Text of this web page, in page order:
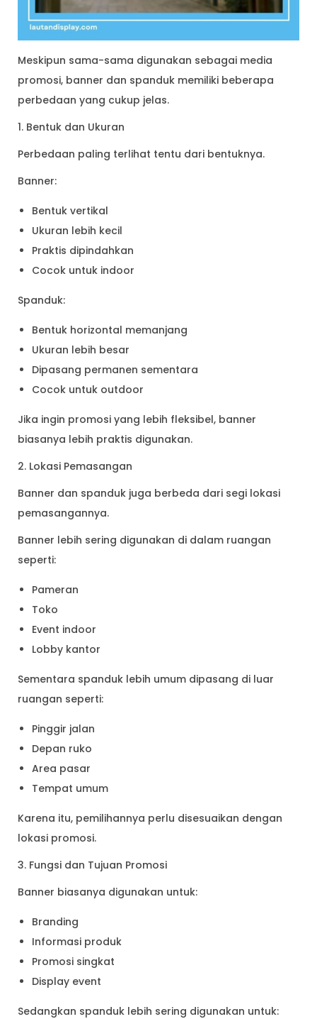
Meskipun sama-sama digunakan sebagai media
promosi, banner dan spanduk memiliki beberapa
perbedaan yang cukup jelas.
1. Bentuk dan Ukuran
Perbedaan paling terlihat tentu dari bentuknya.
Banner:
Bentuk vertikal
Ukuran lebih kecil
Praktis dipindahkan
Cocok untuk indoor
Spanduk:
Bentuk horizontal memanjang
Ukuran lebih besar
Dipasang permanen sementara
Cocok untuk outdoor
Jika ingin promosi yang lebih fleksibel, banner
biasanya lebih praktis digunakan.
2. Lokasi Pemasangan
Banner dan spanduk juga berbeda dari segi lokasi
pemasangannya.
Banner lebih sering digunakan di dalam ruangan
seperti:
Pameran
Toko
Event indoor
Lobby kantor
Sementara spanduk lebih umum dipasang di luar
ruangan seperti:
Pinggir jalan
Depan ruko
Area pasar
Tempat umum
Karena itu, pemilihannya perlu disesuaikan dengan
lokasi promosi.
3. Fungsi dan Tujuan Promosi
Banner biasanya digunakan untuk:
Branding
Informasi produk
Promosi singkat
Display event
Sedangkan spanduk lebih sering digunakan untuk: